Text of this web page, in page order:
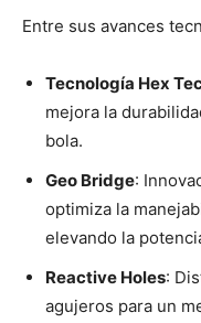
Entre sus avances
Tecnología Hex
mejora la
bola.
Geo Bridge:
optimiza la
elevando la
Reactive Holes:
agujeros para un